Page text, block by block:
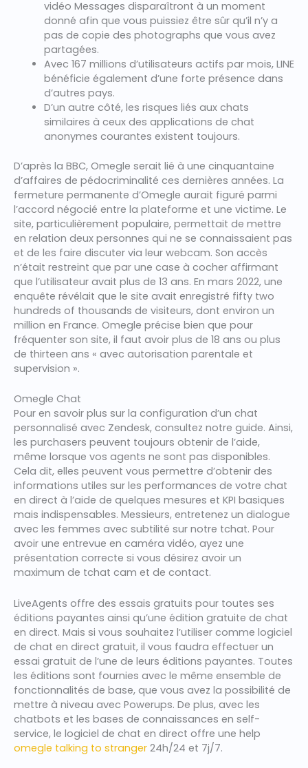
vidéo Messages disparaîtront à un moment
donné afin que vous puissiez être sûr qu’il n’y a
pas de copie des photographs que vous avez
partagées.
Avec 167 millions d’utilisateurs actifs par mois, LINE
bénéficie également d’une forte présence dans
d’autres pays.
D’un autre côté, les risques liés aux chats
similaires à ceux des applications de chat
anonymes courantes existent toujours.
D’après la BBC, Omegle serait lié à une cinquantaine
d’affaires de pédocriminalité ces dernières années. La
fermeture permanente d’Omegle aurait figuré parmi
l’accord négocié entre la plateforme et une victime. Le
site, particulièrement populaire, permettait de mettre
en relation deux personnes qui ne se connaissaient pas
et de les faire discuter via leur webcam. Son accès
n’était restreint que par une case à cocher affirmant
que l’utilisateur avait plus de 13 ans. En mars 2022, une
enquête révélait que le site avait enregistré fifty two
hundreds of thousands de visiteurs, dont environ un
million en France. Omegle précise bien que pour
fréquenter son site, il faut avoir plus de 18 ans ou plus
de thirteen ans « avec autorisation parentale et
supervision ».
Omegle Chat
Pour en savoir plus sur la configuration d’un chat
personnalisé avec Zendesk, consultez notre guide. Ainsi,
les purchasers peuvent toujours obtenir de l’aide,
même lorsque vos agents ne sont pas disponibles.
Cela dit, elles peuvent vous permettre d’obtenir des
informations utiles sur les performances de votre chat
en direct à l’aide de quelques mesures et KPI basiques
mais indispensables. Messieurs, entretenez un dialogue
avec les femmes avec subtilité sur notre tchat. Pour
avoir une entrevue en caméra vidéo, ayez une
présentation correcte si vous désirez avoir un
maximum de tchat cam et de contact.
LiveAgents offre des essais gratuits pour toutes ses
éditions payantes ainsi qu’une édition gratuite de chat
en direct. Mais si vous souhaitez l’utiliser comme logiciel
de chat en direct gratuit, il vous faudra effectuer un
essai gratuit de l’une de leurs éditions payantes. Toutes
les éditions sont fournies avec le même ensemble de
fonctionnalités de base, que vous avez la possibilité de
mettre à niveau avec Powerups. De plus, avec les
chatbots et les bases de connaissances en self-
service, le logiciel de chat en direct offre une help
omegle talking to stranger 24h/24 et 7j/7.